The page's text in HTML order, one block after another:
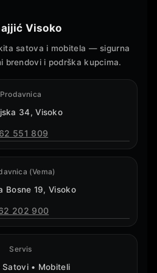
Visoko
satova i mobitela — sigurna
brendovi i podrška kupcima.
Prodavnica
34, Visoko
551 809
(Vema)
Bosne 19, Visoko
202 900
Servis
Satovi • Mobiteli